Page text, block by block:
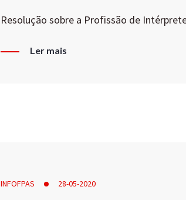
Resolução sobre a Profissão de
Ler mais
INFOFPAS 28-05-2020